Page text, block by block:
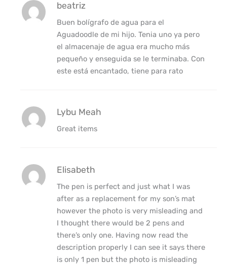
beatriz
Buen bolígrafo de agua para el
Aguadoodle de mi hijo. Tenia uno ya pero
el almacenaje de agua era mucho más
pequeño y enseguida se le terminaba. Con
este está encantado, tiene para rato
Lybu Meah
Great items
Elisabeth
The pen is perfect and just what I was
after as a replacement for my son’s mat
however the photo is very misleading and
I thought there would be 2 pens and
there’s only one. Having now read the
description properly I can see it says there
is only 1 pen but the photo is misleading